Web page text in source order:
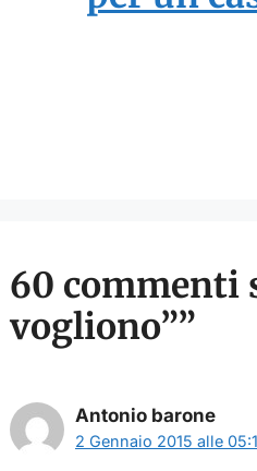
60 commenti
vogliono””
Antonio barone
2 Gennaio 2015 alle